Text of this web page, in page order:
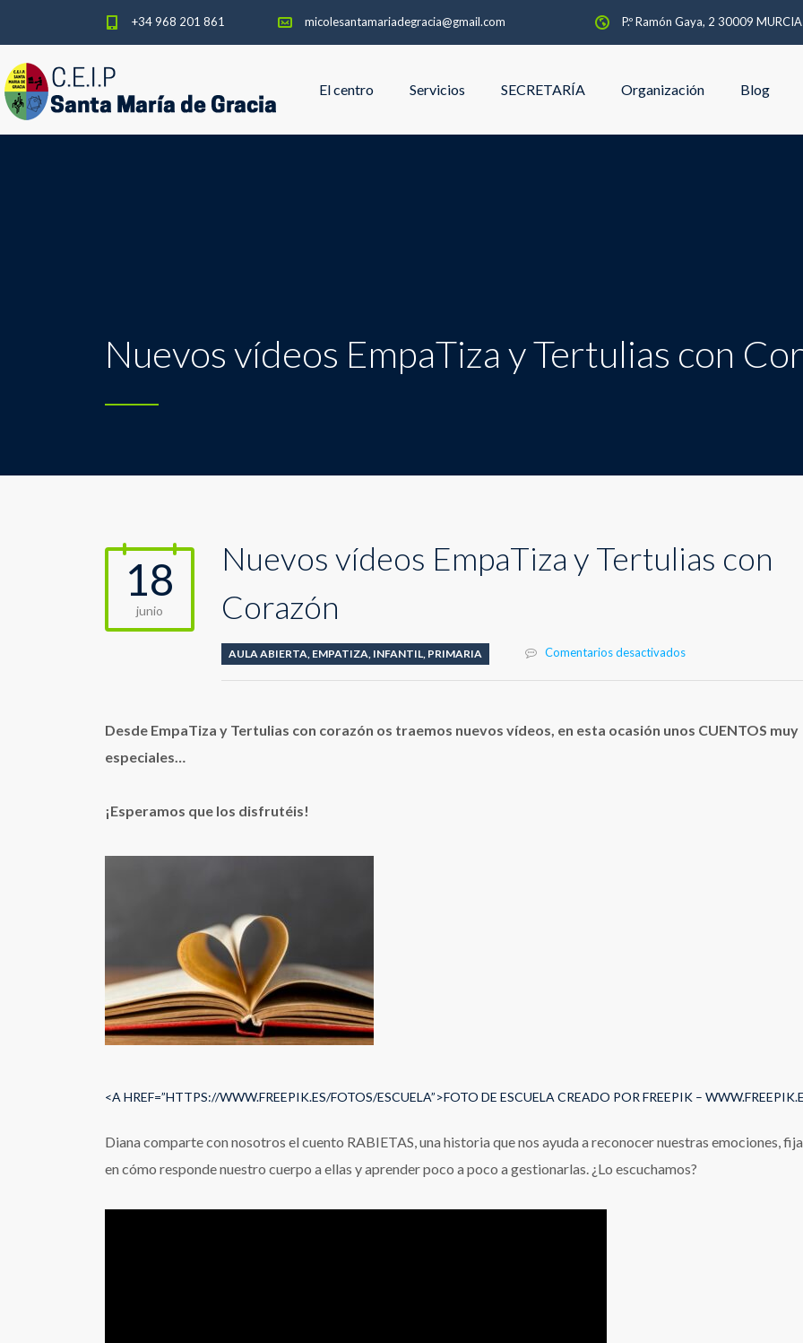
+34 968 201 861 micolesantamariadegracia@gmail.com P.º Ramón Gaya, 2 30009
El centro Servicios SECRETARÍA Organización Blog
Nuevos vídeos EmpaTiza y Tertulias con
18
junio
Nuevos vídeos EmpaTiza y Tertulias con
Corazón
AULA ABIERTA, EMPATIZA, INFANTIL, PRIMARIA Comentarios desactivadosen
Desde EmpaTiza y Tertulias con corazón os traemos nuevos vídeos, en esta ocasión unos CUENTOS muy
especiales…
¡Esperamos que los disfrutéis!
<A HREF=”HTTPS://WWW.FREEPIK.ES/FOTOS/ESCUELA”>FOTO DE ESCUELA CREADO POR FREEPIK –
Diana comparte con nosotros el cuento RABIETAS, una historia que nos ayuda a reconocer nuestras emociones,
en cómo responde nuestro cuerpo a ellas y aprender poco a poco a gestionarlas. ¿Lo escuchamos?